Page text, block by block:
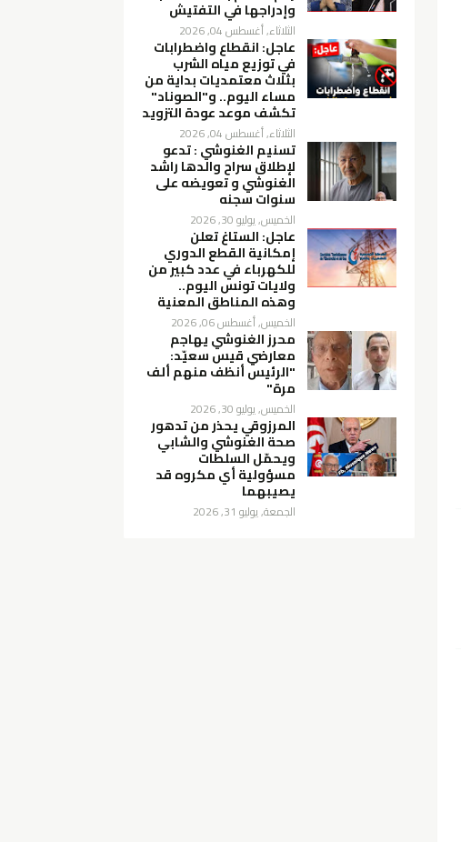
وإدراجها في التفتيش
الثلاثاء, أغسطس 04, 2026
عاجل: انقطاع واضطرابات
في توزيع مياه الشرب
بثلاث معتمديات بداية من
مساء اليوم.. و"الصوناد"
تكشف موعد عودة التزويد
الثلاثاء, أغسطس 04, 2026
تسنيم الغنوشي : تدعو
لإطلاق سراح والدها راشد
الغنوشي و تعويضه على
سنوات سجنه
الخميس, يوليو 30, 2026
عاجل: الستاغ تعلن
إمكانية القطع الدوري
للكهرباء في عدد كبير من
ولايات تونس اليوم..
وهذه المناطق المعنية
الخميس, أغسطس 06, 2026
محرز الغنوشي يهاجم
معارضي قيس سعيّد:
"الرئيس أنظف منهم ألف
مرة"
الخميس, يوليو 30, 2026
المرزوقي يحذر من تدهور
صحة الغنوشي والشابي
ويحمّل السلطات
مسؤولية أي مكروه قد
يصيبهما
الجمعة, يوليو 31, 2026